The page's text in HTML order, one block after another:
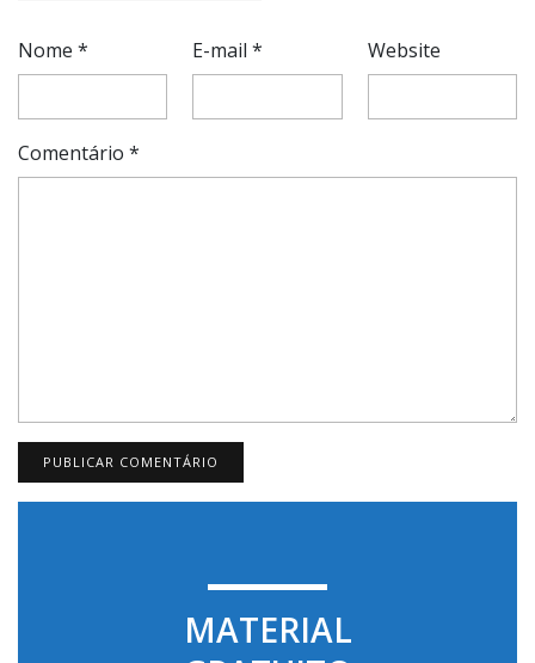
Nome * E-mail* Website
Comentário *
MATERIAL